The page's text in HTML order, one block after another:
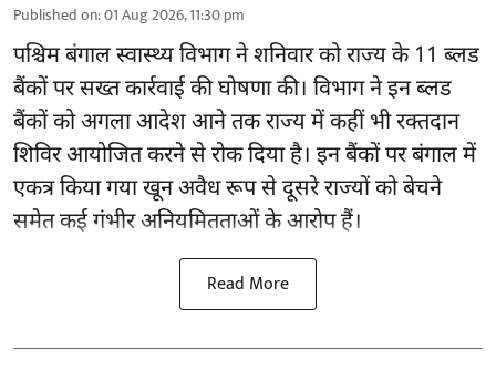
Published on:01 Aug 2026, 11:30 pm
पश्चिम बंगाल स्वास्थ्य विभाग ने शनिवार को राज्य के 11 ब्लड
बैंकों पर सख्त कार्रवाई की घोषणा की। विभाग ने इन ब्लड
बैंकों को अगला आदेश आने तक राज्य में कहीं भी रक्तदान
शिविर आयोजित करने से रोक दिया है। इन बैंकों पर बंगाल में
एकत्र किया गया खून अवैध रूप से दूसरे राज्यों को बेचने
समेत कई गंभीर अनियमितताओं के आरोप हैं।
Read More